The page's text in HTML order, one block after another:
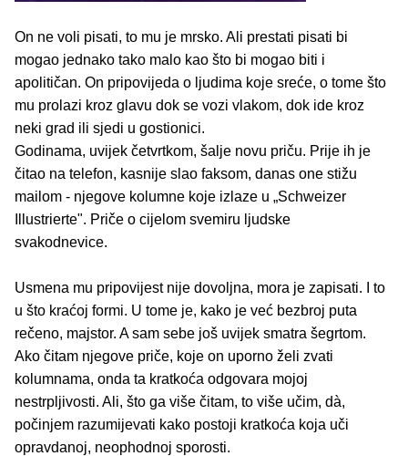
On ne voli pisati, to mu je mrsko. Ali prestati pisati bi
mogao jednako tako malo kao što bi mogao biti i
apolitičan. On pripovijeda o ljudima koje sreće, o tome što
mu prolazi kroz glavu dok se vozi vlakom, dok ide kroz
neki grad ili sjedi u gostionici.
Godinama, uvijek četvrtkom, šalje novu priču. Prije ih je
čitao na telefon, kasnije slao faksom, danas one stižu
mailom - njegove kolumne koje izlaze u „Schweizer
Illustrierte". Priče o cijelom svemiru ljudske
svakodnevice.
Usmena mu pripovijest nije dovoljna, mora je zapisati. I to
u što kraćoj formi. U tome je, kako je već bezbroj puta
rečeno, majstor. A sam sebe još uvijek smatra šegrtom.
Ako čitam njegove priče, koje on uporno želi zvati
kolumnama, onda ta kratkoća odgovara mojoj
nestrpljivosti. Ali, što ga više čitam, to više učim, dà,
počinjem razumijevati kako postoji kratkoća koja uči
opravdanoj, neophodnoj sporosti.